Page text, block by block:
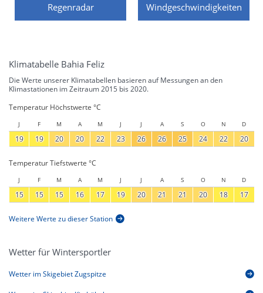
Regenradar Windgeschwindigkeiten
Klimatabelle Bahia Feliz
Die Werte unserer Klimatabellen basieren auf Messungen an den
Klimastationen im Zeitraum 2015 bis 2020.
Temperatur Höchstwerte °C
J F M A M J J A S O N D
19 19 20 20 22 23 26 26 25 24 22 20
Temperatur Tiefstwerte °C
J F M A M J J A S O N D
15 15 15 16 17 19 20 21 21 20 18 17
Weitere Werte zu dieser Station
Wetter für Wintersportler
Wetter im Skigebiet Zugspitze